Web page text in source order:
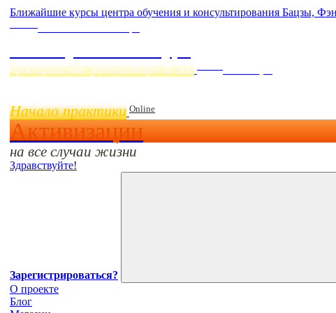
Ближайшие курсы центра обучения и консультирования Бацзы,
пространство, работающее на вас
Начало практики Online
Активизации
на все случаи жизни
Здравствуйте!
Зарегистрироваться?
О проекте
Блог